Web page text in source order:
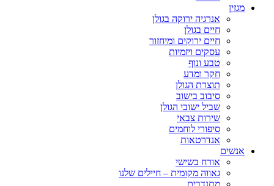
מגזין
אנרגיה ירוקה בגולן
חיים בגולן
חיים ירוקים ומיחזור
עסקים ויזמיות
טבע ונוף
חקר ומדע
תוצרת הגולן
סיבוב בישוב
שביל ישובי הגולן
שירות צבאי
סיפורי לוחמים
אנדרטאות
אנשים
אורח בשישי
גאווה מקומית – חיילים שלנו